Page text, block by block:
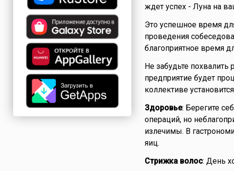
ждет успех - Луна на
Это успешное время
проведения
благоприятное время
Не забудьте
предприятие будет
коллективе
Здоровье: Берегите
операций, но
излечимы. В
яиц.
Стрижка волос: День